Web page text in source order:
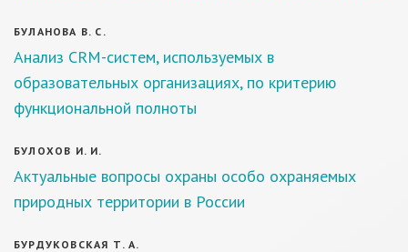
БУЛАНОВА В. С.
Анализ CRM-систем, используемых в
образовательных организациях, по критерию
функциональной полноты
БУЛОХОВ И. И.
Актуальные вопросы охраны особо охраняемых
природных территории в России
БУРДУКОВСКАЯ Т. А.